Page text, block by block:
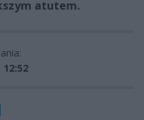
atutem.
12:52